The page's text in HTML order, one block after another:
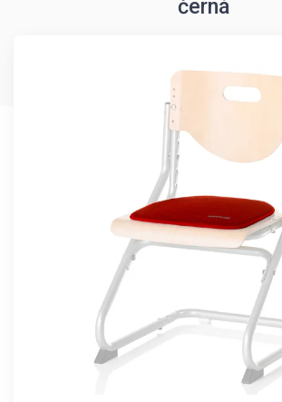
černá